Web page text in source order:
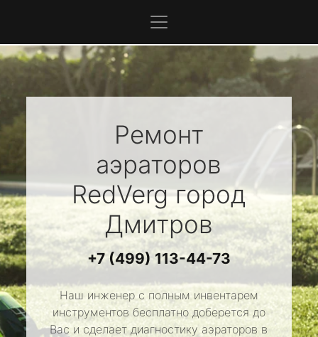
Ремонт
аэраторов
RedVergгород
Дмитров
+7 (499) 113-44-73
Наш инженер с полным инвентарем
инструментов бесплатно доберется до
Вас и сделает диагностику аэраторов в